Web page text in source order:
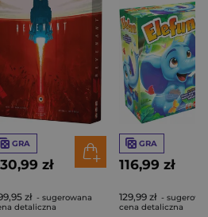
GRA
zł
zł - sugerowana
detaliczna
GRA
116,99 zł
129,99 zł -
cena detaliczna